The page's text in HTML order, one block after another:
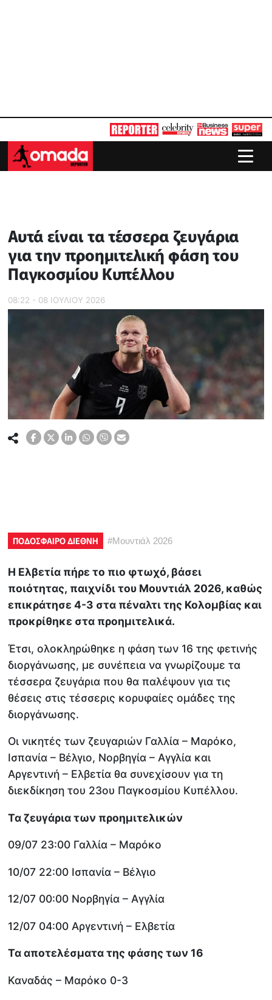
Αυτά είναι τα τέσσερα ζευγάρια
για την προημιτελική φάση του
Παγκοσμίου Κυπέλλου
08:22 - 08 ΙΟΥΛΙΟΥ 2026
ΠΟΔΟΣΦΑΙΡΟ ΔΙΕΘΝΗ #Μουντιάλ 2026
Η Ελβετία πήρε το πιο φτωχό, βάσει
ποιότητας, παιχνίδι του Μουντιάλ 2026, καθώς
επικράτησε 4-3 στα πέναλτι της Κολομβίας και
προκρίθηκε στα προημιτελικά.
Έτσι, ολοκληρώθηκε η φάση των 16 της φετινής
διοργάνωσης, με συνέπεια να γνωρίζουμε τα
τέσσερα ζευγάρια που θα παλέψουν για τις
θέσεις στις τέσσερις κορυφαίες ομάδες της
διοργάνωσης.
Οι νικητές των ζευγαριών Γαλλία – Μαρόκο,
Ισπανία – Βέλγιο, Νορβηγία – Αγγλία και
Αργεντινή – Ελβετία θα συνεχίσουν για τη
διεκδίκηση του 23ου Παγκοσμίου Κυπέλλου.
Τα ζευγάρια των προημιτελικών
09/07 23:00 Γαλλία – Μαρόκο
10/07 22:00 Ισπανία – Βέλγιο
12/07 00:00 Νορβηγία – Αγγλία
12/07 04:00 Αργεντινή – Ελβετία
Τα αποτελέσματα της φάσης των 16
Καναδάς – Μαρόκο 0-3